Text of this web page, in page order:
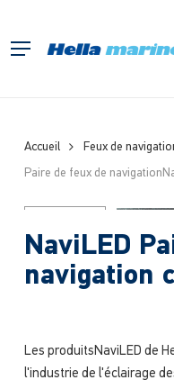
l'accueil
Menu
Accueil Feux de
Paire de feux de
NaviLED
navigation
Les produitsNaviLED de
l'industrie de l'éclairage